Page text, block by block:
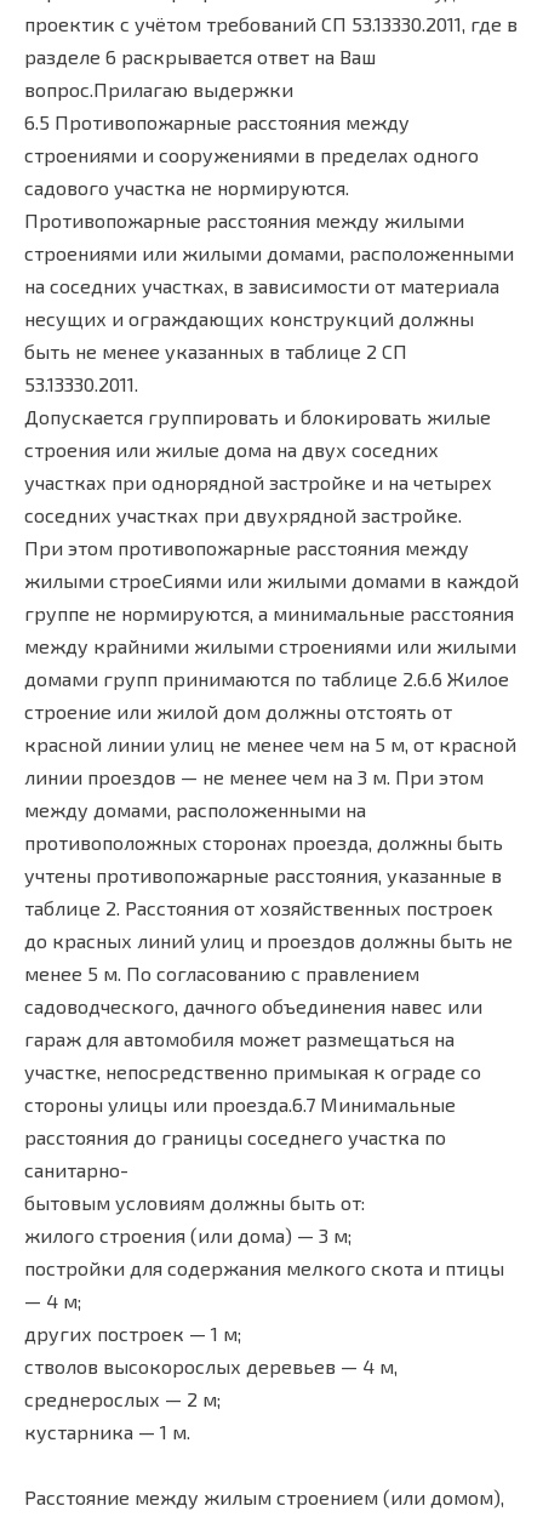
проектик с учётом требований СП 53.13330.2011, где в
разделе 6 раскрывается ответ на Ваш
вопрос.Прилагаю выдержки
6.5 Противопожарные расстояния между
строениями и сооружениями в пределах одного
садового участка не нормируются.
Противопожарные расстояния между жилыми
строениями или жилыми домами, расположенными
на соседних участках, в зависимости от материала
несущих и ограждающих конструкций должны
быть не менее указанных в таблице 2 СП
53.13330.2011.
Допускается группировать и блокировать жилые
строения или жилые дома на двух соседних
участках при однорядной застройке и на четырех
соседних участках при двухрядной застройке.
При этом противопожарные расстояния между
жилыми строеСиями или жилыми домами в каждой
группе не нормируются, а минимальные расстояния
между крайними жилыми строениями или жилыми
домами групп принимаются по таблице 2.6.6 Жилое
строение или жилой дом должны отстоять от
красной линии улиц не менее чем на 5 м, от красной
линии проездов — не менее чем на 3 м. При этом
между домами, расположенными на
противоположных сторонах проезда, должны быть
учтены противопожарные расстояния, указанные в
таблице 2. Расстояния от хозяйственных построек
до красных линий улиц и проездов должны быть не
менее 5 м. По согласованию с правлением
садоводческого, дачного объединения навес или
гараж для автомобиля может размещаться на
участке, непосредственно примыкая к ограде со
стороны улицы или проезда.6.7 Минимальные
расстояния до границы соседнего участка по
санитарно-
бытовым условиям должны быть от:
жилого строения (или дома) — 3 м;
постройки для содержания мелкого скота и птицы
— 4 м;
других построек — 1 м;
стволов высокорослых деревьев — 4 м,
среднерослых — 2 м;
кустарника — 1 м.
Расстояние между жилым строением (или домом),